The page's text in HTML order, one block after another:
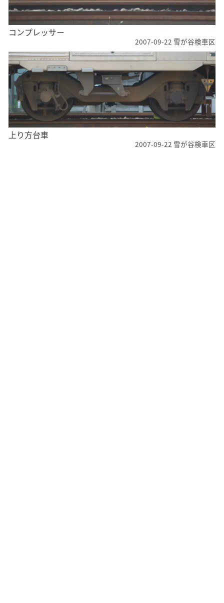
コンプレッサー
2007-09-22 雪が谷検車区
上り方台車
2007-09-22 雪が谷検車区